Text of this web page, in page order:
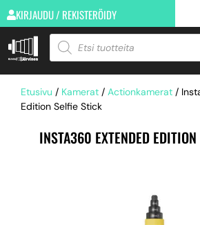
KIRJAUDU / REKISTERÖIDY
Etusivu / Kamerat / Actionkamerat /
Edition Selfie Stick
INSTA360 EXTENDED